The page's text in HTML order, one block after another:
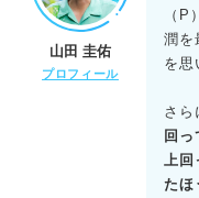
このとき、P_Aは平
ため、黒字であるこ
る。
市場価格がP_Bのとき
点であるX_1となる
このとき、P_Bは
り大きいため、赤字
い。よってDは誤り
山田 圭佑
プロフィール
（
潤を
を思
さら
回っ
上
たほ